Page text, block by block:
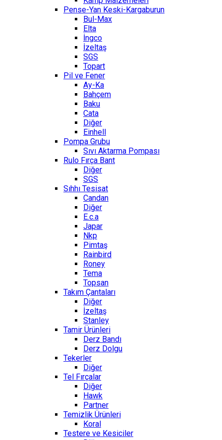
Pense-Yan Keski-Kargaburun
Bul-Max
Elta
İngco
İzeltaş
SGS
Topart
Pil ve Fener
Ay-Ka
Bahçem
Baku
Cata
Diğer
Einhell
Pompa Grubu
Sıvı Aktarma Pompası
Rulo Fırça Bant
Diğer
SGS
Sıhhı Tesisat
Candan
Diğer
E.c.a
Japar
Nkp
Pimtaş
Rainbird
Roney
Tema
Topsan
Takım Çantaları
Diğer
İzeltaş
Stanley
Tamir Ürünleri
Derz Bandı
Derz Dolgu
Tekerler
Diğer
Tel Fırçalar
Diğer
Hawk
Partner
Temizlik Ürünleri
Koral
Testere ve Kesiciler